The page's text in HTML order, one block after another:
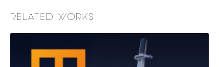
Related Works